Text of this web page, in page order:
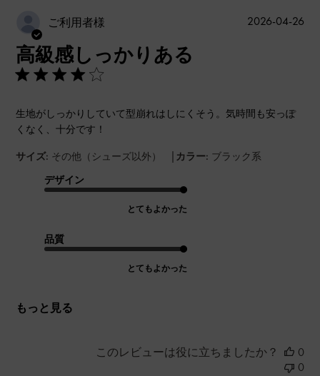
ご利用者様
高級感しっかりある
生地がしっかりしていて型崩れはしにくそう。気時間も安っぽ
くなく、十分です！
サイズ: その他（シューズ以外） | カラー: ブラック系
デザイン
とてもよかった
品質
とてもよかった
もっと見る
公
2026-04-26
このレビューは役に立ちましたか？
0
0